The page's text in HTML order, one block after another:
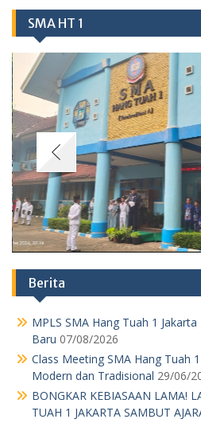
SMA HT 1
Berita
MPLS SMA Hang Tuah 1
Baru 07/08/2026
Class Meeting SMA Hang Tuah
Modern dan Tradisional 29/06/
BONGKAR KEBIASAAN LAMA!
TUAH 1 JAKARTA SAMBUT